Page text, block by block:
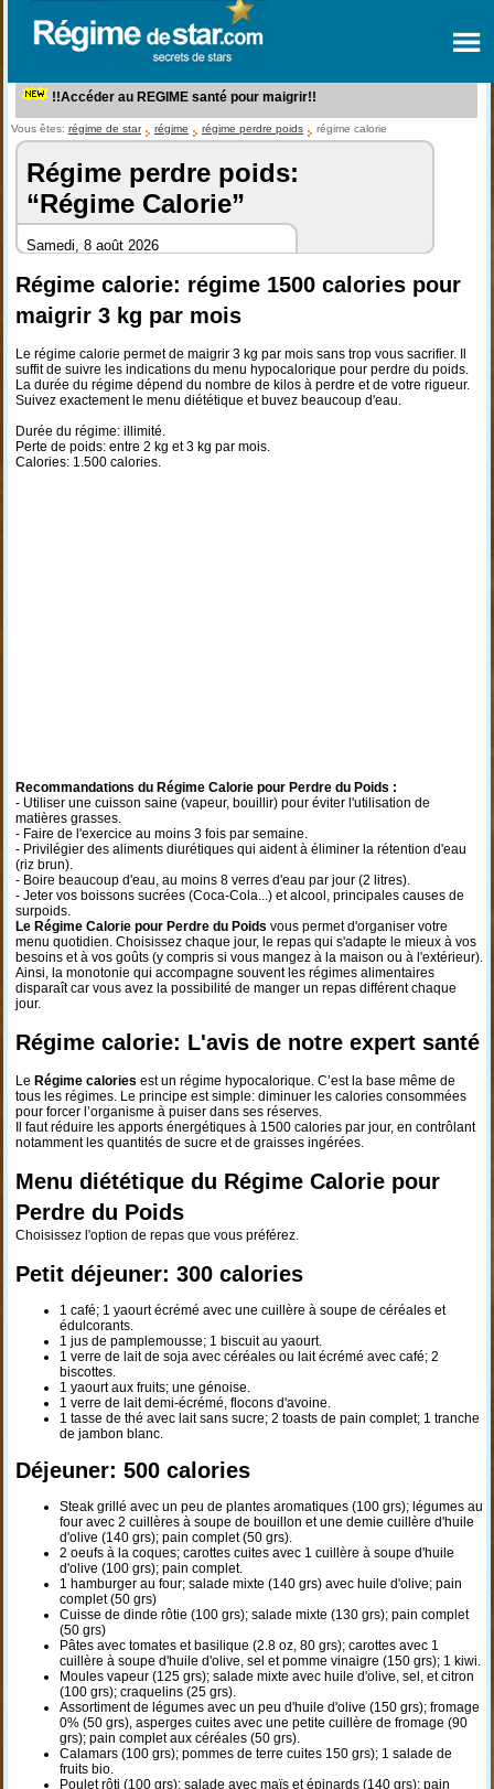
!!Accéder au REGIME santé pour maigrir!!
Vous êtes: régime de star régime régime perdre poids régime calorie
Régime perdre poids:
“Régime Calorie”
Samedi, 8 août 2026
Régime calorie: régime 1500 calories pour
maigrir 3 kg par mois
Le régime calorie permet de maigrir 3 kg par mois sans trop vous sacrifier. Il
suffit de suivre les indications du menu hypocalorique pour perdre du poids.
La durée du régime dépend du nombre de kilos à perdre et de votre rigueur.
Suivez exactement le menu diététique et buvez beaucoup d'eau.
Durée du régime: illimité.
Perte de poids: entre 2 kg et 3 kg par mois.
Calories: 1.500 calories.
Recommandations du Régime Calorie pour Perdre du Poids :
- Utiliser une cuisson saine (vapeur, bouillir) pour éviter l'utilisation de
matières grasses.
- Faire de l'exercice au moins 3 fois par semaine.
- Privilégier des aliments diurétiques qui aident à éliminer la rétention d'eau
(riz brun).
- Boire beaucoup d'eau, au moins 8 verres d'eau par jour (2 litres).
- Jeter vos boissons sucrées (Coca-Cola...) et alcool, principales causes de
surpoids.
Le Régime Calorie pour Perdre du Poids vous permet d'organiser votre
menu quotidien. Choisissez chaque jour, le repas qui s'adapte le mieux à vos
besoins et à vos goûts (y compris si vous mangez à la maison ou à l'extérieur).
Ainsi, la monotonie qui accompagne souvent les régimes alimentaires
disparaît car vous avez la possibilité de manger un repas différent chaque
jour.
Régime calorie: L'avis de notre expert santé
Le Régime calories est un régime hypocalorique. C’est la base même de
tous les régimes. Le principe est simple: diminuer les calories consommées
pour forcer l’organisme à puiser dans ses réserves.
Il faut réduire les apports énergétiques à 1500 calories par jour, en contrôlant
notamment les quantités de sucre et de graisses ingérées.
Menu diététique du Régime Calorie pour
Perdre du Poids
Choisissez l'option de repas que vous préférez.
Petit déjeuner: 300 calories
1 café; 1 yaourt écrémé avec une cuillère à soupe de céréales et
édulcorants.
1 jus de pamplemousse; 1 biscuit au yaourt.
1 verre de lait de soja avec céréales ou lait écrémé avec café; 2
biscottes.
1 yaourt aux fruits; une génoise.
1 verre de lait demi-écrémé, flocons d'avoine.
1 tasse de thé avec lait sans sucre; 2 toasts de pain complet; 1 tranche
de jambon blanc.
Déjeuner: 500 calories
Steak grillé avec un peu de plantes aromatiques (100 grs); légumes au
four avec 2 cuillères à soupe de bouillon et une demie cuillère d'huile
d'olive (140 grs); pain complet (50 grs).
2 oeufs à la coques; carottes cuites avec 1 cuillère à soupe d'huile
d'olive (100 grs); pain complet.
1 hamburger au four; salade mixte (140 grs) avec huile d'olive; pain
complet (50 grs)
Cuisse de dinde rôtie (100 grs); salade mixte (130 grs); pain complet
(50 grs)
Pâtes avec tomates et basilique (2.8 oz, 80 grs); carottes avec 1
cuillère à soupe d'huile d'olive, sel et pomme vinaigre (150 grs); 1 kiwi.
Moules vapeur (125 grs); salade mixte avec huile d'olive, sel, et citron
(100 grs); craquelins (25 grs).
Assortiment de légumes avec un peu d'huile d'olive (150 grs); fromage
0% (50 grs), asperges cuites avec une petite cuillère de fromage (90
grs); pain complet aux céréales (50 grs).
Calamars (100 grs); pommes de terre cuites 150 grs); 1 salade de
fruits bio.
Poulet rôti (100 grs); salade avec maïs et épinards (140 grs); pain